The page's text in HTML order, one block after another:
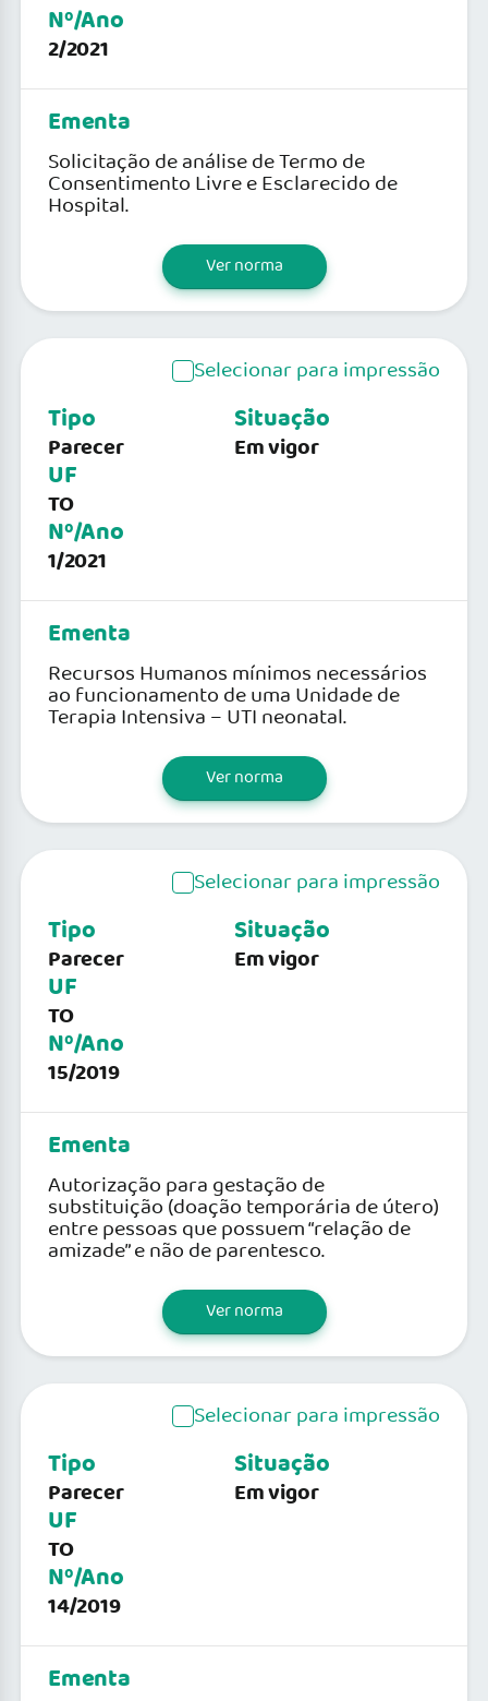
Nº/Ano
2/2021
Ementa
Solicitação de análise de Termo de
Consentimento Livre e Esclarecido de
Hospital.
Ver norma
Selecionar para impressão
Tipo
Parecer
UF
TO
Nº/Ano
1/2021
Situação
Em vigor
Ementa
Recursos Humanos mínimos necessários
ao funcionamento de uma Unidade de
Terapia Intensiva – UTI neonatal.
Ver norma
Selecionar para impressão
Tipo
Parecer
UF
TO
Nº/Ano
15/2019
Situação
Em vigor
Ementa
Autorização para gestação de
substituição (doação temporária de útero)
entre pessoas que possuem “relação de
amizade” e não de parentesco.
Ver norma
Selecionar para impressão
Tipo
Parecer
UF
TO
Nº/Ano
14/2019
Situação
Em vigor
Ementa